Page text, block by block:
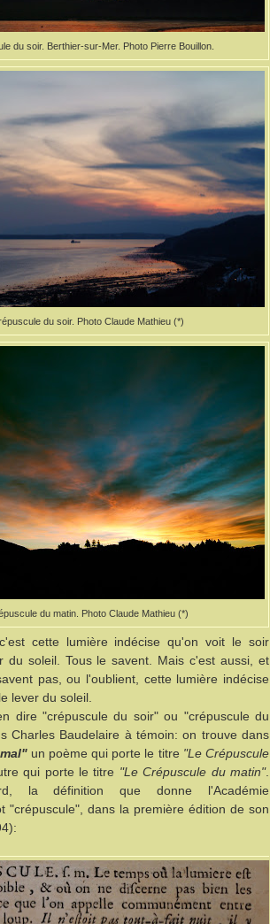
du soir. Berthier-sur-Mer. Photo Pierre Bouillon.
du soir. Photo Claude Mathieu (*)
du matin. Photo Claude Mathieu (*)
cette lumière indécise qu'on voit le soir
du soleil. Tous le savent. Mais c'est aussi, et
pas, ou l'oublient, cette lumière indécise
lever du soleil.
dire "crépuscule du soir" ou "crépuscule du
Charles Baudelaire à témoin: on trouve dans
un poème qui porte le titre "Le Crépuscule
qui porte le titre "Le Crépuscule du matin".
la définition que donne l'Académie
"crépuscule", dans la première édition de son